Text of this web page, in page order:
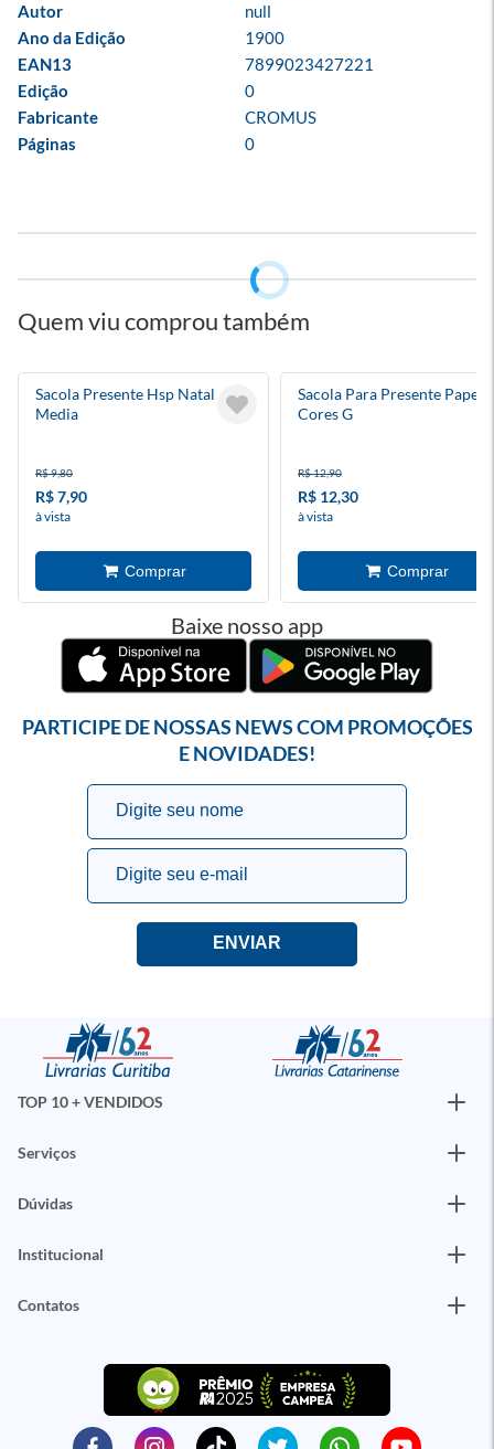
Autor
null
Ano da Edição
1900
EAN13
7899023427221
Edição
0
Fabricante
CROMUS
Páginas
0
Quem viu comprou também
Sacola Presente Hsp Natal
Media
R$ 9,80
R$ 7,90
à vista
Sacola Para Presente Papel
Cores G
R$ 12,90
R$ 12,30
à vista
Baixe nosso app
PARTICIPE DE NOSSAS NEWS COM PROMOÇÕES
E NOVIDADES!
TOP 10 + VENDIDOS
Serviços
Dúvidas
Institucional
Contatos